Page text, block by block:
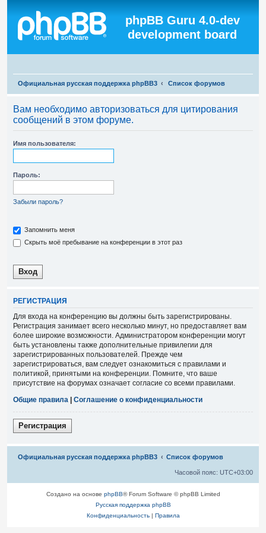
phpBB Guru 4.0-dev
development board
Официальная русская поддержка phpBB3 Список форумов
Вам необходимо авторизоваться для цитирования
сообщений в этом форуме.
Имя пользователя:
Пароль:
Забыли пароль?
Запомнить меня
Скрыть моё пребывание на конференции в этот раз
РЕГИСТРАЦИЯ
Для входа на конференцию вы должны быть зарегистрированы.
Регистрация занимает всего несколько минут, но предоставляет вам
более широкие возможности. Администратором конференции могут
быть установлены также дополнительные привилегии для
зарегистрированных пользователей. Прежде чем
зарегистрироваться, вам следует ознакомиться с правилами и
политикой, принятыми на конференции. Помните, что ваше
присутствие на форумах означает согласие со всеми правилами.
Общие правила
Соглашение о конфиденциальности
Регистрация
Официальная русская поддержка phpBB3 Список форумов
Часовой пояс: UTC+03:00
Связаться с
Создано на основе phpBB® Forum Software © phpBB Limited
Русская поддержка phpBB
Конфиденциальность| Правила